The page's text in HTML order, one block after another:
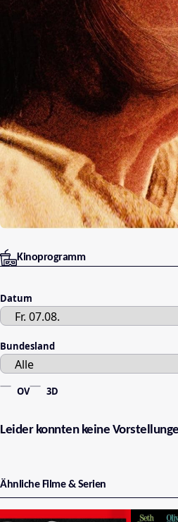
Kinoprogramm
Datum
Bundesland
OV 3D
Leider konnten keine
Ähnliche Filme & Serien